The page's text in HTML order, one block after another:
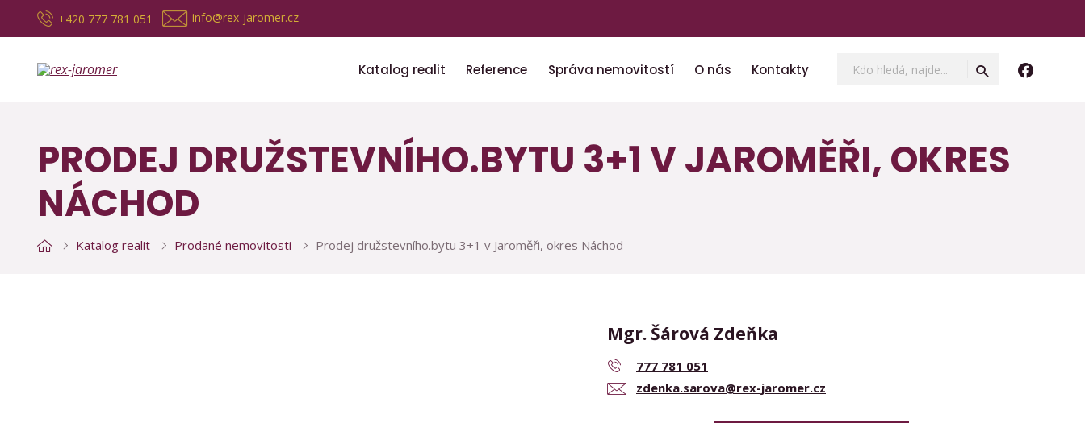
+420 777 781 051 info@rex-jaromer.cz
Katalog realit Reference Správa nemovitostí O nás Kontakty Vyhledávání Hledat
PRODEJ DRUŽSTEVNÍHO.BYTU 3+1 V JAROMĚŘI, OKRES
NÁCHOD
Katalog realit Prodané nemovitosti Prodej družstevního.bytu 3+1 v Jaroměři, okres Náchod
Mgr. Šárová Zdeňka
777 781 051
zdenka.sarova@rex-jaromer.cz